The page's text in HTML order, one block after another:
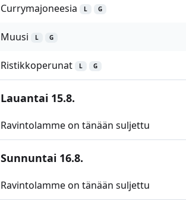
Currymajoneesia L G
Muusi L G
Ristikkoperunat L G
Lauantai 15.8.
Ravintolamme on tänään suljettu
Sunnuntai 16.8.
Ravintolamme on tänään suljettu